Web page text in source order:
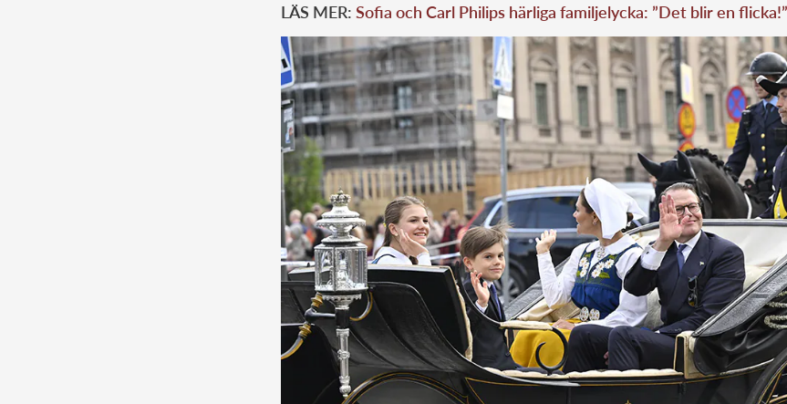
LÄS MER: Sofia och Carl Philips härliga familjelycka: ”Det blir en flicka!”